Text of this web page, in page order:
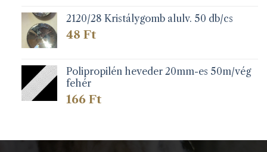
2120/28 Kristálygomb alulv. 50 db/cs
48 Ft
Polipropilén heveder 20mm-es 50m/vég
fehér
166 Ft